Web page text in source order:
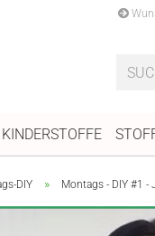
KINDERSTOFFE
DIY » Montags - DIY #1